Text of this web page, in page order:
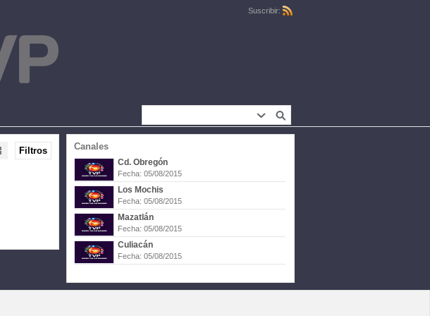
Suscribir:
Canales
Cd. Obregón
Fecha: 05/08/2015
Los Mochis
Fecha: 05/08/2015
Mazatlán
Fecha: 05/08/2015
Culiacán
Fecha: 05/08/2015
Filtros